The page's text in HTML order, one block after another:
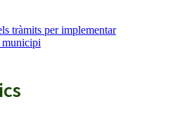
tràmits per implementar
municipi